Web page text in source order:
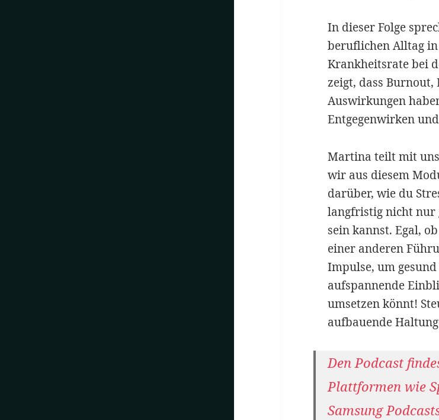
In dieser Folge
beruflichen Alltag in
Krankheitsrate bei
zeigt, dass
Auswirkungen
Entgegenwirken
Martina teilt mit
wir aus diesem
darüber, wie du
langfristig nicht nur
sein kannst. Egal,
einer anderen
Impulse, um
aufspannende
umsetzen könnt!
aufbauende
Den Podcast
Plattformen wie
Samsung